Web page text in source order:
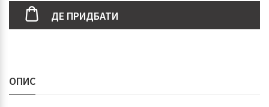
ДЕ ПРИДБАТИ
ОПИС